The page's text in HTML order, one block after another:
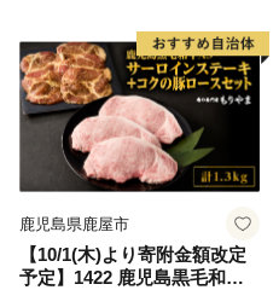
鹿児島県鹿屋市
【10/1(木)より寄附金額改定
予定】1422 鹿児島黒毛和牛A